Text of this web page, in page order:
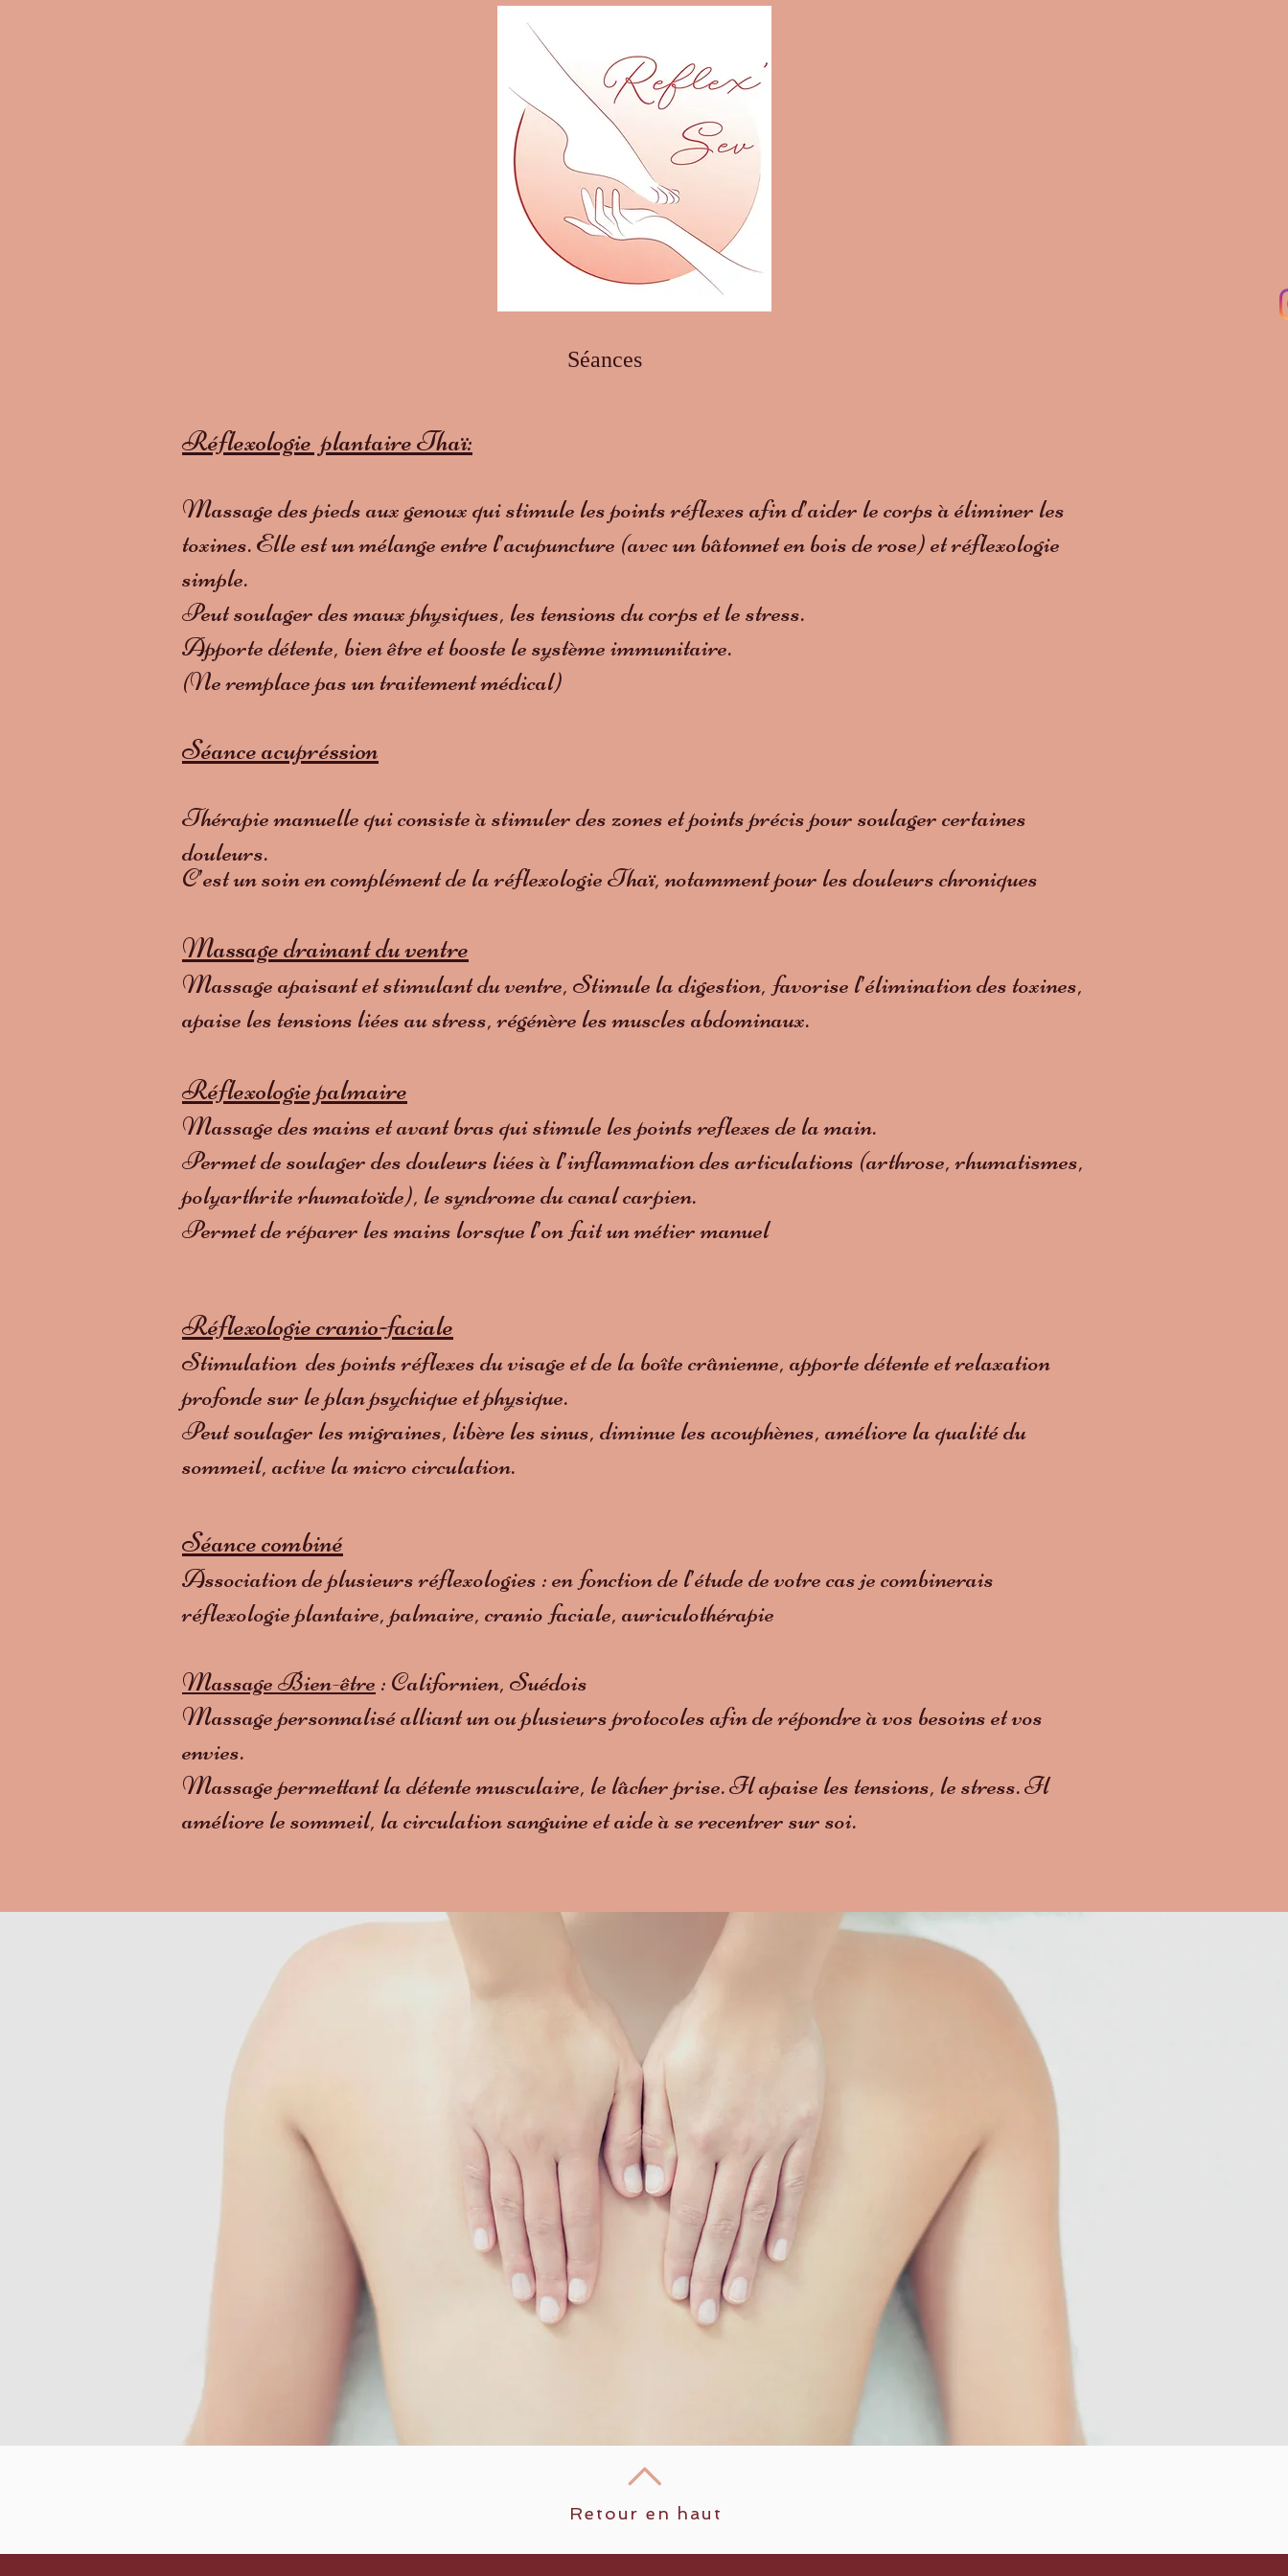
Séances
Réflexologie plantaire Thaï:
Massage des pieds aux genoux qui stimule les points réflexes afin d’aider le corps à éliminer les
toxines. Elle est un mélange entre l’acupuncture (avec un bâtonnet en bois de rose) et réflexologie
simple.
Peut soulager des maux physiques, les tensions du corps et le stress.
Apporte détente, bien être et booste le système immunitaire.
(Ne remplace pas un traitement médical)
Séance acupréssion
Thérapie manuelle qui consiste à stimuler des zones et points précis pour soulager certaines
douleurs.
C’est un soin en complément de la réflexologie Thaï, notamment pour les douleurs chroniques
Massage drainant du ventre
Massage apaisant et stimulant du ventre, Stimule la digestion, favorise l’élimination des toxines,
apaise les tensions liées au stress, régénère les muscles abdominaux.
Réflexologie palmaire
Massage des mains et avant bras qui stimule les points reflexes de la main.
Permet de soulager des douleurs liées à l’inflammation des articulations (arthrose, rhumatismes,
polyarthrite rhumatoïde), le syndrome du canal carpien.
Permet de réparer les mains lorsque l’on fait un métier manuel
Réflexologie cranio-faciale
Stimulation des points réflexes du visage et de la boîte crânienne, apporte détente et relaxation
profonde sur le plan psychique et physique.
Peut soulager les migraines, libère les sinus, diminue les acouphènes, améliore la qualité du
sommeil, active la micro circulation.
Séance combiné
Association de plusieurs réflexologies : en fonction de l’étude de votre cas je combinerais
réflexologie plantaire, palmaire, cranio faciale, auriculothérapie
Massage Bien-être : Californien, Suédois
Massage personnalisé alliant un ou plusieurs protocoles afin de répondre à vos besoins et vos
envies.
Massage permettant la détente musculaire, le lâcher prise. Il apaise les tensions, le stress. Il
améliore le sommeil, la circulation sanguine et aide à se recentrer sur soi.
Retour en haut